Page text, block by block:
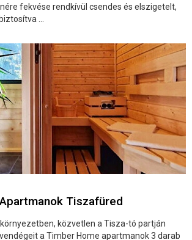
fekvése rendkívül csendes és elszigetelt,
...
Tiszafüred
közvetlen a Tisza-tó partján
a Timber Home apartmanok 3 darab